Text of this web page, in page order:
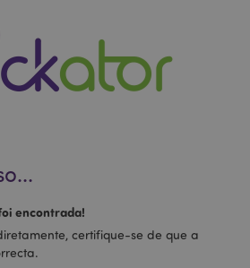
encontrada!
certifique-se de que a